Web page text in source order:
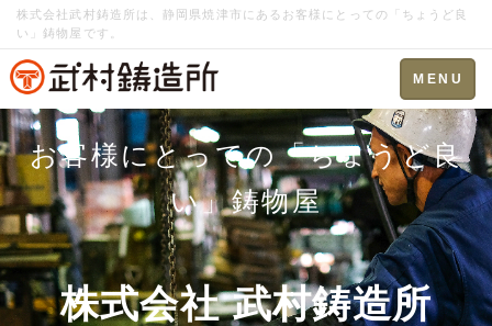
株式会社武村鋳造所は、静岡県焼津市にあるお客様にとっての「ちょうど良
い」鋳物屋です。
Toggle
navigation
MENU
お客様にとっての「ちょうど良
い」鋳物屋
株式会社 武村鋳造所